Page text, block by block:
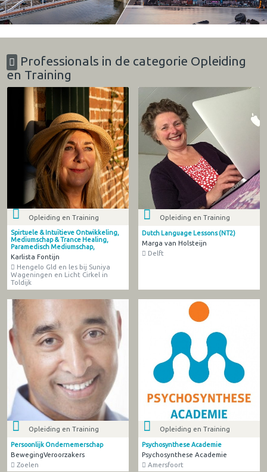
Professionals in de categorie Opleiding
en Training
Opleiding en Training
Spirtuele & Intuïtieve Ontwikkeling,
Mediumschap & Trance Healing,
Paramedisch Mediumschap,
Karlista Fontijn
Hengelo Gld en les bij Suniya
Wageningen en Licht Cirkel in
Toldijk
Opleiding en Training
Dutch Language Lessons (NT2)
Marga van Holsteijn
Delft
Opleiding en Training
Persoonlijk Ondernemerschap
BewegingVeroorzakers
Zoelen
Opleiding en Training
Psychosynthese Academie
Psychosynthese Academie
Amersfoort